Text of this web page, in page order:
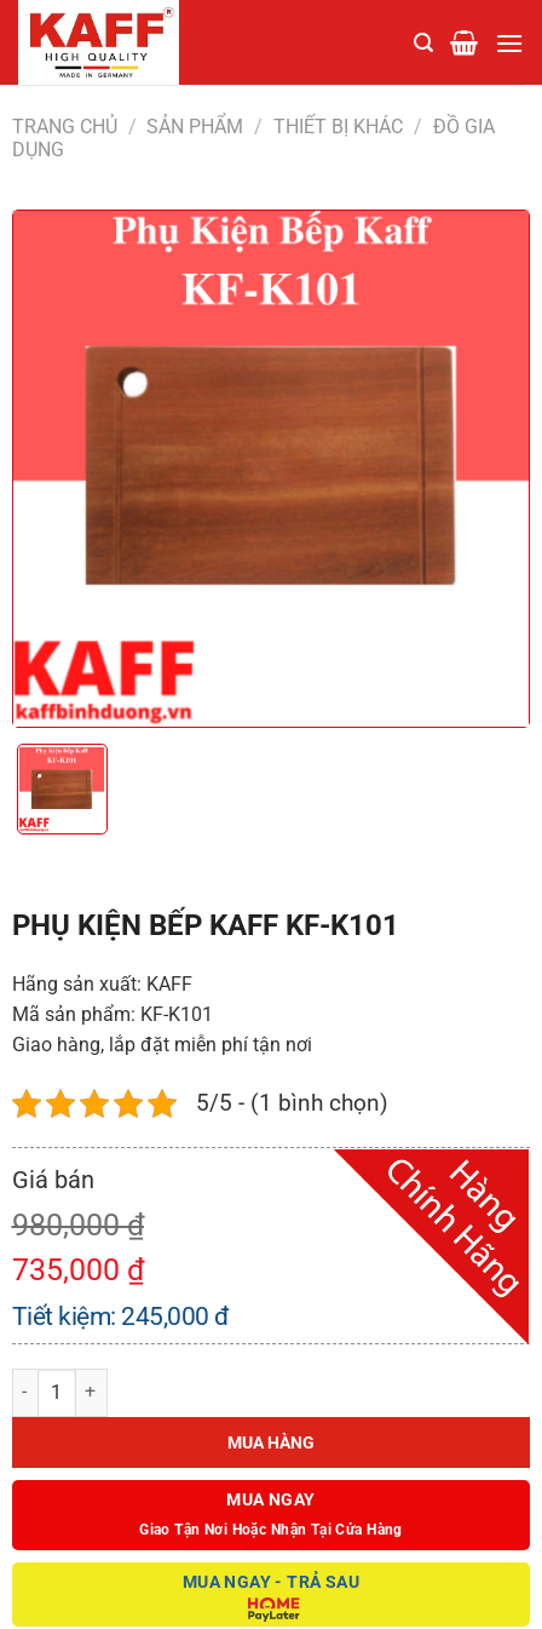
Chuyển
đến
TRANG CHỦ / SẢN PHẨM / THIẾT BỊ KHÁC / ĐỒ GIA
DỤNG
PHỤ KIỆN BẾP KAFF KF-K101
Hãng sản xuất: KAFF
Mã sản phẩm: KF-K101
Giao hàng, lắp đặt miễn phí tận nơi
5/5 - (1 bình chọn)
980,000₫
735,000 ₫
Tiết kiệm: 245,000 đ
PHỤ KIỆN BẾP KAFF KF-K101 số lượng
MUA HÀNG
MUA NGAY
Giao Tận Nơi Hoặc Nhận Tại Cửa Hàng
MUA NGAY - TRẢ SAU